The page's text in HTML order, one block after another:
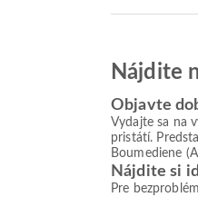
Nájdite
Objavte
Vydajte sa na
pristátí.
Boumediene
Nájdite si
Pre